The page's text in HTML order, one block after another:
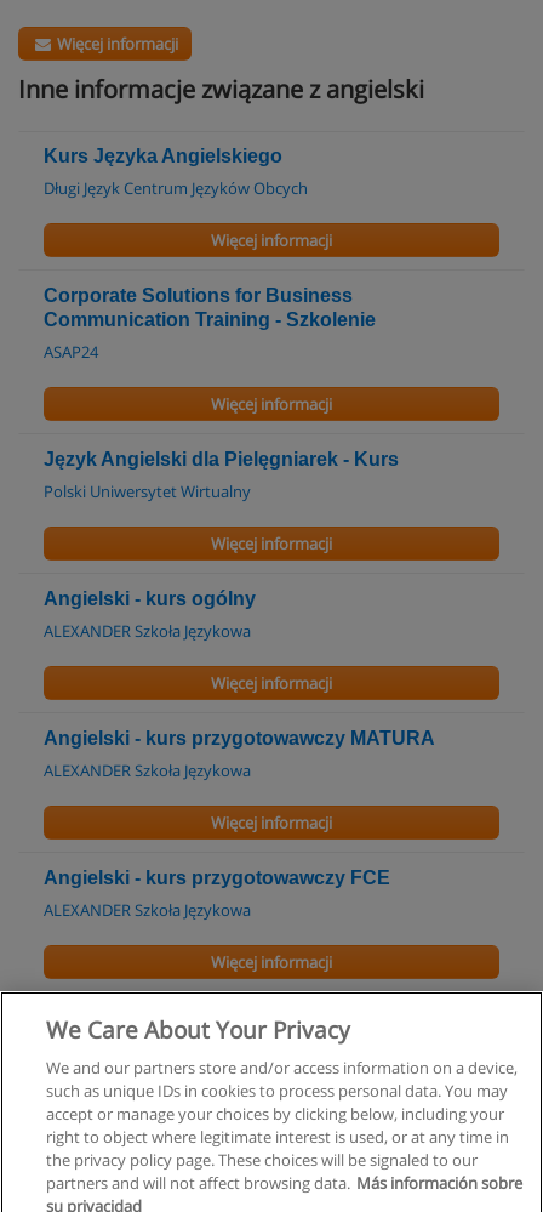
Więcej informacji
Inne informacje związane z angielski
Kurs Języka Angielskiego
Długi Język Centrum Języków Obcych
Więcej informacji
Corporate Solutions for Business
Communication Training - Szkolenie
ASAP24
Więcej informacji
Język Angielski dla Pielęgniarek - Kurs
Polski Uniwersytet Wirtualny
Więcej informacji
Angielski - kurs ogólny
ALEXANDER Szkoła Językowa
Więcej informacji
Angielski - kurs przygotowawczy MATURA
ALEXANDER Szkoła Językowa
Więcej informacji
Angielski - kurs przygotowawczy FCE
ALEXANDER Szkoła Językowa
Więcej informacji
Język Angielski - Kurs
Więcej informacji
We Care About Your Privacy
We and our partners store and/or access information on a device,
such as unique IDs in cookies to process personal data. You may
accept or manage your choices by clicking below, including your
right to object where legitimate interest is used, or at any time in
the privacy policy page. These choices will be signaled to our
partners and will not affect browsing data. Más información sobre
su privacidad